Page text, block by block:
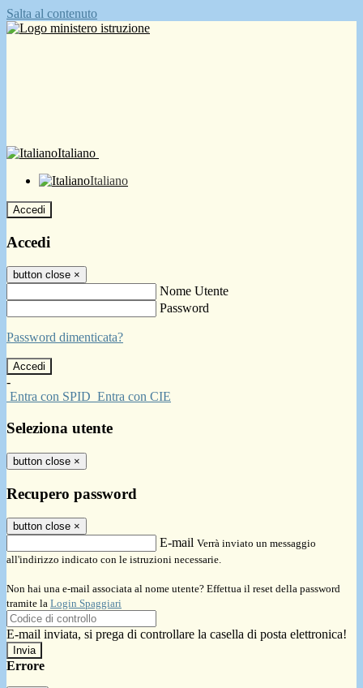
Salta al contenuto
Italiano
Italiano
Accedi
Accedi
button close ×
Nome Utente
Password
Password dimenticata?
-
Entra con SPID Entra con CIE
Seleziona utente
button close ×
Recupero password
button close ×
E-mail Verrà inviato un messaggio
all'indirizzo indicato con le istruzioni necessarie.
Non hai una e-mail associata al nome utente? Effettua il reset della password
tramite la Login Spaggiari
E-mail inviata, si prega di controllare la casella di posta elettronica!
Errore